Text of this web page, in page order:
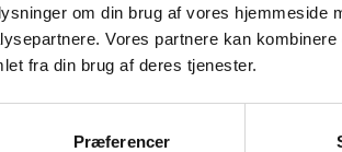
om din brug af vores hjemmeside
Vores partnere kan
fra din brug af deres tjenester.
Præferencer
møde med Afrikas Horisonter og evt. bor